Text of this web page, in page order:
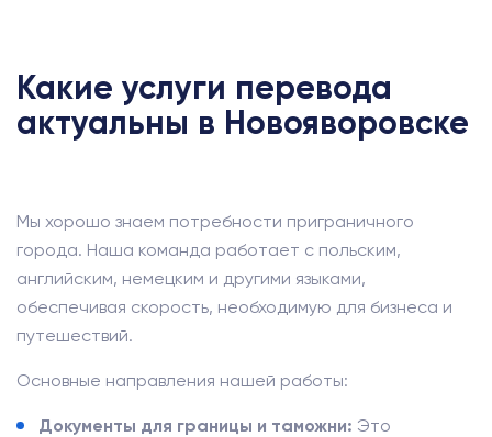
Какие услуги перевода
актуальны в Новояворовске
Мы хорошо знаем потребности приграничного
города. Наша команда работает с польским,
английским, немецким и другими языками,
обеспечивая скорость, необходимую для бизнеса и
путешествий.
Основные направления нашей работы:
Документы для границы и таможни: Это